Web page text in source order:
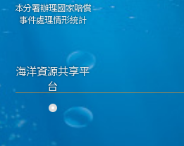
本分署辦理國家賠償
事件處理情形統計
海洋資源共享平
台